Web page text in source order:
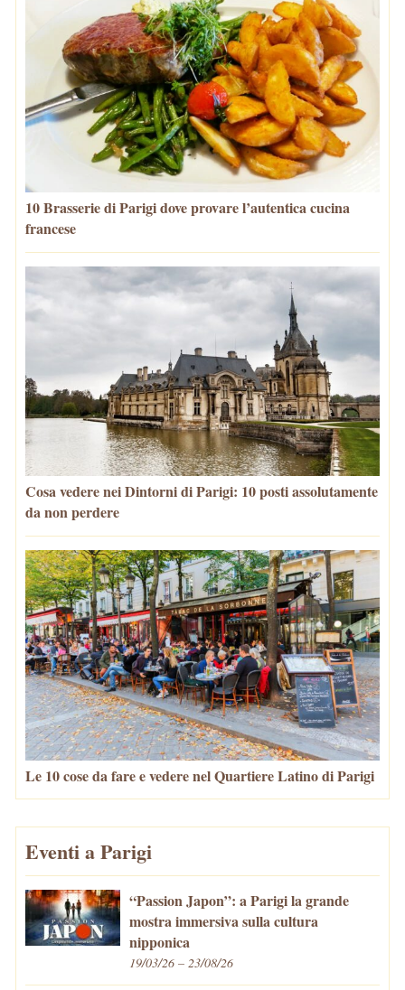
10 Brasserie di Parigi dove provare l’autentica cucina
francese
Cosa vedere nei Dintorni di Parigi: 10 posti assolutamente
da non perdere
Le 10 cose da fare e vedere nel Quartiere Latino di Parigi
Eventi a Parigi
“Passion Japon”: a Parigi la grande
mostra immersiva sulla cultura
nipponica
19/03/26 – 23/08/26